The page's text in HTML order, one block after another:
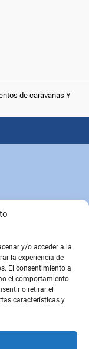
y/o acceder a la
la experiencia de
El consentimiento a
el comportamiento
o retirar el
características y
de caravanas Y